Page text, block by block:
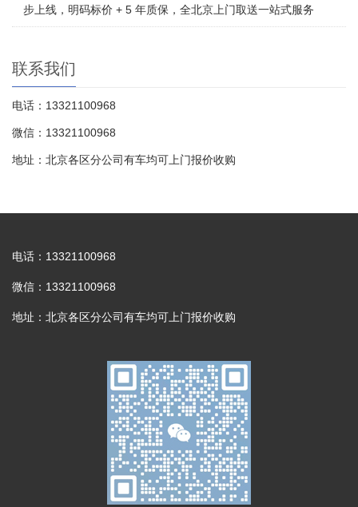
步上线，明码标价 + 5 年质保，全北京上门取送一站式服务
联系我们
电话：13321100968
微信：13321100968
地址：北京各区分公司有车均可上门报价收购
电话：13321100968
微信：13321100968
地址：北京各区分公司有车均可上门报价收购